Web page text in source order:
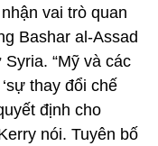
vai trò quan
Bashar al-Assad
“Mỹ và các
thay đổi chế
định cho
nói. Tuyên bố